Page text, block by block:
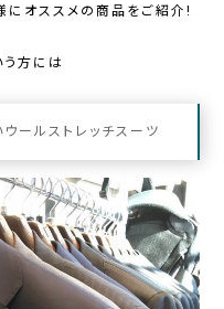
にオススメの商品をご紹介!
方には
ールストレッチスーツ